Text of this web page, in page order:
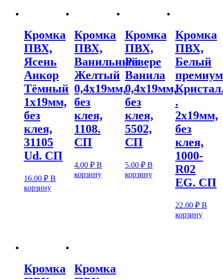
Кромка
ПВХ,
Ясень
Анкор
Тёмный
1х19мм,
без
клея,
31105
Ud. СП
16.00 ₽ В
корзину
Кромка
ПВХ,
Ванильный
Желтый
0,4х19мм,
без
клея,
1108.
СП
4.00₽ В
корзину
Кромка
ПВХ,
Ровере
Ванила
0,4х19мм,
без
клея,
5502,
СП
5.00 ₽ В
корзину
Кромка
ПВХ,
Белый
премиум
.
2х19мм,
без
клея,
1000-
R02
EG. СП
22.00 ₽ В
корзину
Кромка
Кромка